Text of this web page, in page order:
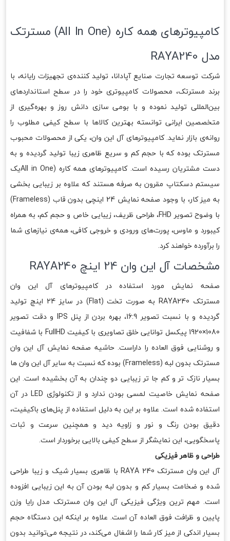
کامپیوترهای همه کاره (All In One) مسترتک
مدل RAYA240
شرکت توسعه تجارت صنایع آپادانا، تولید کننده‌ی تجهیزات رایانه، با
برند مسترتک، محصولات کامپیوتری خود را در سطح استانداردهای
بین‌المللی تولید نموده و با بومی سازی دانش روز و بهره‌گیری از
متخصصین ایرانی توانسته بهترین کالاها با سطح کیفی مطلوب را
روانه‌ی بازار نماید. کامپیوترهای آل این وان، یکی از محصولات محبوب
مسترتک بوده که با حجم کم و سریع ظاهری زیبا تولید گردیده و به
دست مشتریان رسیده است. کامپیوترهای همه کاره (All in Oneیک
سیستم دسکتاپ مقرون به صرفه هستند که علاوه بر زیبایی بخشی
به میز کار، با وجود صفحه نمایش 24 اینچی بدون قاب (Frameless)
با وضوح تصویر FHD، طراحی ظریف، زیبایی خاص و حجم کم، به همراه
کیبورد و ماوس، پورت‌های ورودی و خروجی کافی، همه‌ی نیازهای شما
را برآورده خواهند کرد.
مشخصات آل این وان 24 اینچ RAYA240
صفحه نمایش مورد استفاده در کامپیوترهای آل این وان
مسترتک RAYA240 به صورت تخت (Flat) در سایز 24 اینچ تولید
گردیده و با نسبت تصویر 16:9، بهره بردن از پنل IPS و دقت تصویر
1080×1920 پیکسل توانایی خلق تصاویری با کیفیت FullHD با شفافیت
و روشنایی فوق العاده را داراست. حاشیه صفحه نمایش آل این وان
مسترتک بدون لبه (Frameless) بوده که نسبت به سایر آل این وان ها
بسیار نازک تر و کم جا تر زیبایی دو چندان به آن بخشیده است. این
صفحه نمایش خاصیت لمسی بودن ندارد و از تکنولوژی LED در آن
استفاده شده است. علاوه بر این به دلیل استفاده از پنل‌های باکیفیت،
دقیق بودن رنگ و نور و زاویه دید و همچنین سرعت و ثبات
پاسخگویی، این نمایشگر از سطح کیفی بالایی برخوردار است.
طراحی و ظاهر فیزیکی
آل این وان مسترتک RAYA 240 با ظاهری بسیار شیک و زیبا طراحی
شده و ضخامت بسیار کم و بدون لبه بودن آن به این زیبایی افزوده
است. مهم ترین ویژگی فیزیکی آل این وان مسترتک مدل رایا وزن
پایین و ظرافت فوق العاده آن است. علاوه بر اینکه این دستگاه حجم
بسیار اندکی از میز کار شما را اشغال می‌کند، در نتیجه می‌توانید بدون